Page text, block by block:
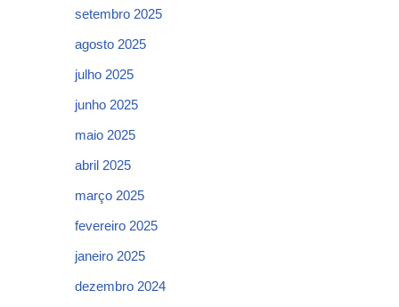
setembro 2025
agosto 2025
julho 2025
junho 2025
maio 2025
abril 2025
março 2025
fevereiro 2025
janeiro 2025
dezembro 2024